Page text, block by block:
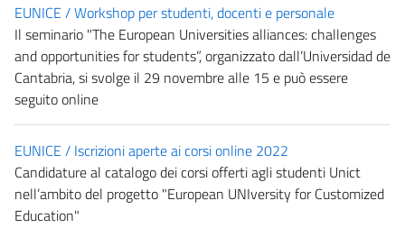
EUNICE / Workshop per studenti, docenti e personale
Il seminario "The European Universities alliances: challenges
and opportunities for students”, organizzato dall’Universidad de
Cantabria, si svolge il 29 novembre alle 15 e può essere
seguito online
EUNICE / Iscrizioni aperte ai corsi online 2022
Candidature al catalogo dei corsi offerti agli studenti Unict
nell’ambito del progetto "European UNIversity for Customized
Education"